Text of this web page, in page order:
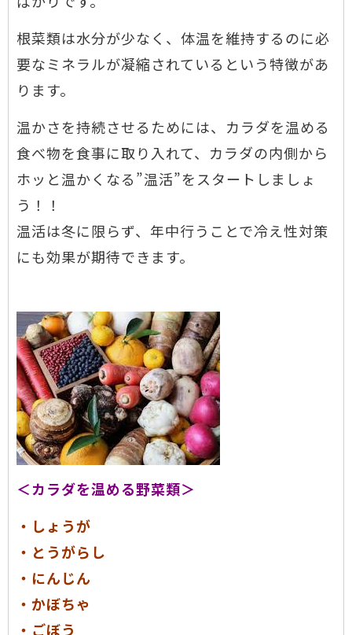
根菜類は水分が少なく、体温を維持するのに必
要なミネラルが凝縮されているという特徴があ
ります。
温かさを持続させるためには、カラダを温める
食べ物を食事に取り入れて、カラダの内側から
ホッと温かくなる”温活”をスタートしましょ
う！！
温活は冬に限らず、年中行うことで冷え性対策
にも効果が期待できます。
＜カラダを温める野菜類＞
・しょうが
・とうがらし
・にんじん
・かぼちゃ
・ごぼう